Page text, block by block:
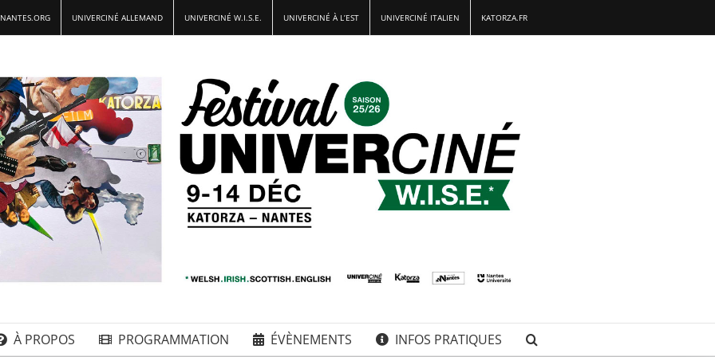
UNIVERCINÉ ALLEMAND UNIVERCINÉ W.I.S.E. UNIVERCINÉ À L’EST UNIVERCINÉ ITALIEN KATORZA.FR
À PROPOS PROGRAMMATION ÉVÈNEMENTS INFOS PRATIQUES